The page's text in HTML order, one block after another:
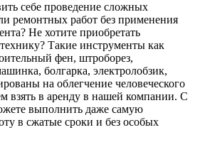
себе проведение сложных
ремонтных работ без применения
Не хотите приобретать
Такие инструменты как
фен, штроборез,
болгарка, электролобзик,
на облегчение человеческого
взять в аренду в нашей компании. С
выполнить даже самую
в сжатые сроки и без особых